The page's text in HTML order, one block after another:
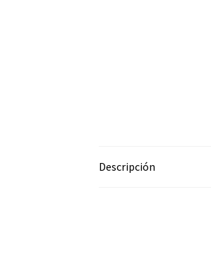
Descripción